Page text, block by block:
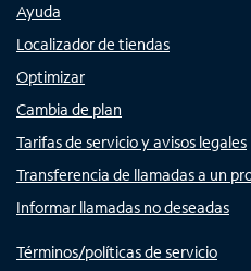
Ayuda
Localizador de tiendas
Optimizar
Cambia de plan
Tarifas de servicio y avisos legales
Transferencia de llamadas a un
Informar llamadas no deseadas
Términos/políticas de servicio